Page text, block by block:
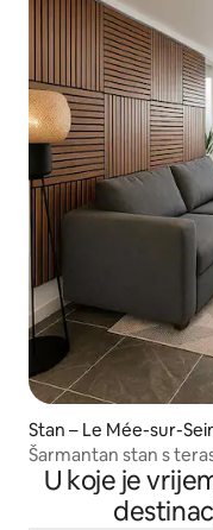
Stan – Le Mée-sur-
Šarmantan stan s
U koje je